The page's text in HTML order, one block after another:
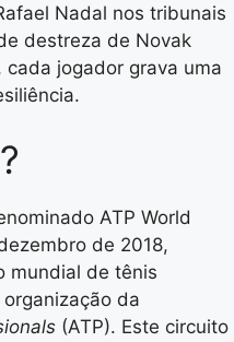
Nadal nos tribunais
destreza de Novak
jogador grava uma
ATP World
de 2018,
mundial de tênis
da
(ATP). Este circuito